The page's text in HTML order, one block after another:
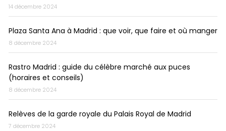
14 décembre 2024
Plaza Santa Ana à Madrid : que voir, que faire et où manger
8 décembre 2024
Rastro Madrid : guide du célèbre marché aux puces
(horaires et conseils)
8 décembre 2024
Relèves de la garde royale du Palais Royal de Madrid
7 décembre 2024